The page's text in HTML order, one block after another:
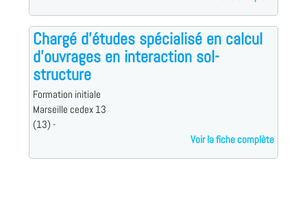
Chargé d'études spécialisé en calcul
d'ouvrages en interaction sol-
structure
Formation initiale
Marseille cedex 13
(13) -
Voir la fiche complète